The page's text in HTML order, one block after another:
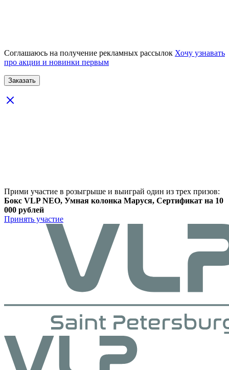
Соглашаюсь на получение рекламных рассылок Хочу узнавать
про акции и новинки первым
Прими участие в розыгрыше и выиграй один из трех призов:
Бокс VLP NEO, Умная колонка Маруся, Сертификат на 10
000 рублей
Принять участие